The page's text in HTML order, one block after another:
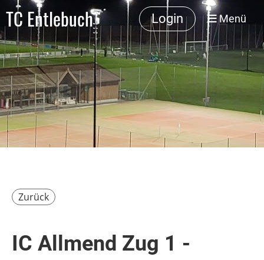
TC Entlebuch Login Menü
Zurück
IC Allmend Zug 1 -